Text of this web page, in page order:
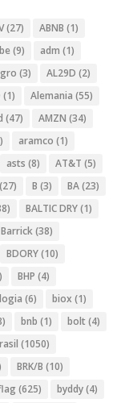
(27) ABNB (1)
(9) adm (1)
(3) AL29D (2)
(1) Alemania (55)
(47) AMZN (34)
aramco (1)
asts (8) AT&T (5)
(27) B (3) BA(23)
BALTIC DRY(1)
Barrick(38)
BDORY(10)
BHP (4)
(6) biox (1)
bnb (1) bolt (4)
(1050)
BRK/B (10)
(625) byddy(4)